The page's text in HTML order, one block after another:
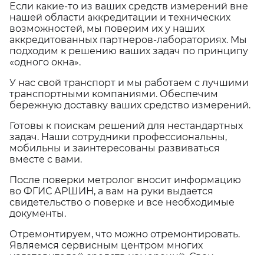
Если какие-то из ваших средств измерений вне
нашей области аккредитации и технических
возможностей, мы поверим их у наших
аккредитованных партнеров-лабораториях. Мы
подходим к решению ваших задач по принципу
«одного окна».
У нас свой транспорт и мы работаем с лучшими
транспортными компаниями. Обеспечим
бережную доставку ваших средство измерений.
Готовы к поискам решений для нестандартных
задач. Наши сотрудники профессиональны,
мобильны и заинтересованы развиваться
вместе с вами.
После поверки метролог вносит информацию
во ФГИС АРШИН, а вам на руки выдается
свидетельство о поверке и все необходимые
документы.
Отремонтируем, что можно отремонтировать.
Являемся сервисным центром многих